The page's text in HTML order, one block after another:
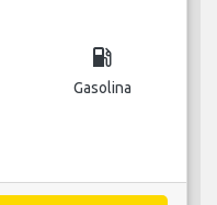
local_gas_station
Gasolina